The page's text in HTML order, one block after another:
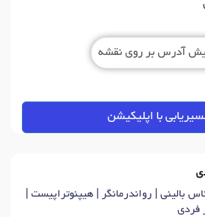
آدرس بر روی نقشه
با اپلیکیشن
بالینی | رواندرمانگر | هیپنوتراپیست |
فردی